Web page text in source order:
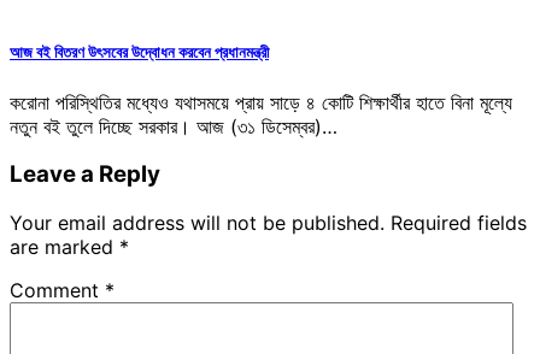
আজ বই বিতরণ উৎসবের উদ্বোধন করবেন প্রধানমন্ত্রী
করোনা পরিস্থিতির মধ্যেও যথাসময়ে প্রায় সাড়ে ৪ কোটি শিক্ষার্থীর হাতে বিনা মূল্যে
নতুন বই তুলে দিচ্ছে সরকার। আজ (৩১ ডিসেম্বর)…
Leave a Reply
Your email address will not be published. Required fields
are marked *
Comment *